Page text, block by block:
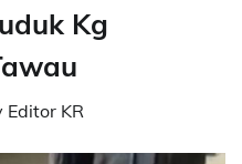
Kg
Editor KR